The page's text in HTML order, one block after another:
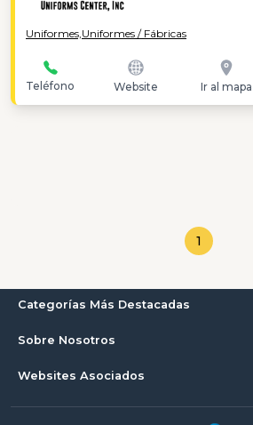
Uniformes,Uniformes / Fábricas
Teléfono Website Ir al mapa
1
Categorías Más Destacadas
Sobre Nosotros
Websites Asociados